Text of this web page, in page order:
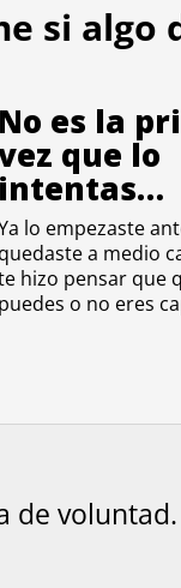
si algo
No es la
que lo
intentas…
lo empezaste
quedaste a medio
hizo pensar que
puedes o no eres
de